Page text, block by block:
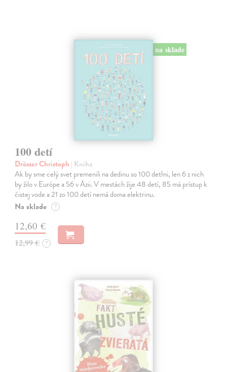
na sklade
100 detí
Drösser Christoph | Kniha
Ak by sme celý svet premenili na dedinu so 100 deťmi, len 6 z nich
by žilo v Európe a 56 v Ázii. V mestách žije 48 detí, 85 má prístup k
čistej vode a 21 zo 100 detí nemá doma elektrinu.
Na sklade ?
12,60 €
12,99 € ?